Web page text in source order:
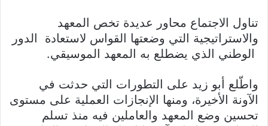
تناول الاجتماع محاور عديدة تخص المعهد
والاستراتيجية التي وضعتها القواس لاستعادة الدور
الوطني الذي يضطلع به المعهد الموسيقي.
واطّلع أبو زيد على التطورات التي حدثت في
الآونة الأخيرة، ومنها الإنجازات العملية على مستوى
تحسين وضع المعهد والعاملين فيه منذ تسلم